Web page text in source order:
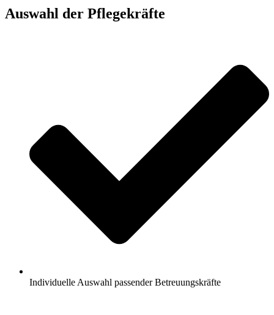
Auswahl der Pflegekräfte
Individuelle Auswahl passender Betreuungskräfte